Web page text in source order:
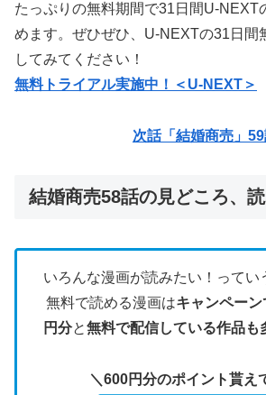
たっぷりの無料期間で31日間U-NEXT
めます。ぜひぜひ、U-NEXTの31日間
してみてください！
無料トライアル実施中！＜U-NEXT＞
次話「結婚商売」
結婚商売58話の見どころ、読
いろんな漫画が読みたい！ってい
無料で読める漫画はキャンペー
円分と無料で配信している作品も
＼600円分のポイント貰え